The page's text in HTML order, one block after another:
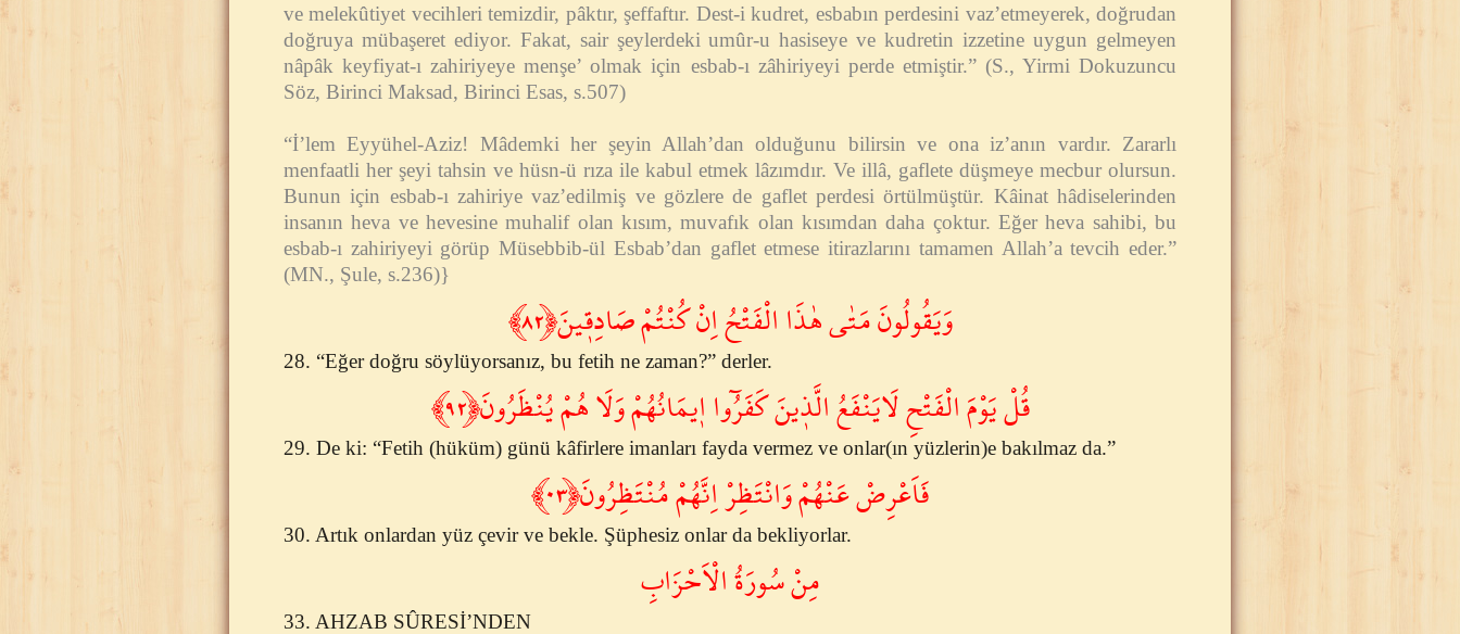
ve melekûtiyet vecihleri temizdir, pâktır, şeffaftır. Dest-i kudret, esbabın perdesini vaz’etmeyerek, doğrudan
doğruya mübaşeret ediyor. Fakat, sair şeylerdeki umûr-u hasiseye ve kudretin izzetine uygun gelmeyen
nâpâk keyfiyat-ı zahiriyeye menşe’ olmak için esbab-ı zâhiriyeyi perde etmiştir.” (S., Yirmi Dokuzuncu
Söz, Birinci Maksad, Birinci Esas, s.507)
“İ’lem Eyyühel-Aziz! Mâdemki her şeyin Allah’dan olduğunu bilirsin ve ona iz’anın vardır. Zararlı
menfaatli her şeyi tahsin ve hüsn-ü rıza ile kabul etmek lâzımdır. Ve illâ, gaflete düşmeye mecbur olursun.
Bunun için esbab-ı zahiriye vaz’edilmiş ve gözlere de gaflet perdesi örtülmüştür. Kâinat hâdiselerinden
insanın heva ve hevesine muhalif olan kısım, muvafık olan kısımdan daha çoktur. Eğer heva sahibi, bu
esbab-ı zahiriyeyi görüp Müsebbib-ül Esbab’dan gaflet etmese itirazlarını tamamen Allah’a tevcih eder.”
(MN., Şule, s.236)}
وَيَقُولُونَ مَتٰى هٰذَا الْفَتْحُ اِنْ كُنْتُمْ صَادِق۪ينَ﴿٨٢﴾
28. “Eğer doğru söylüyorsanız, bu fetih ne zaman?” derler.
قُلْ يَوْمَ الْفَتْحِ لَايَنْفَعُ الَّذ۪ينَ كَفَرُٓوا ا۪يمَانُهُمْ وَلَا هُمْ يُنْظَرُونَ﴿٩٢﴾
29. De ki: “Fetih (hüküm) günü kâfirlere imanları fayda vermez ve onlar(ın yüzlerin)e bakılmaz da.”
فَاَعْرِضْ عَنْهُمْ وَانْتَظِرْ اِنَّهُمْ مُنْتَظِرُونَ﴿٠٣﴾
30. Artık onlardan yüz çevir ve bekle. Şüphesiz onlar da bekliyorlar.
مِنْ سُورَةُ الْاَحْزَابِ
33. AHZAB SÛRESİ’NDEN